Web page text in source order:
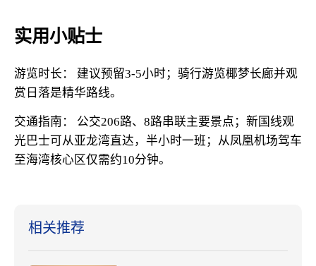
实用小贴士
游览时长： 建议预留3-5小时；骑行游览椰梦长廊并观
赏日落是精华路线。
交通指南： 公交206路、8路串联主要景点；新国线观
光巴士可从亚龙湾直达，半小时一班；从凤凰机场驾车
至海湾核心区仅需约10分钟。
相关推荐